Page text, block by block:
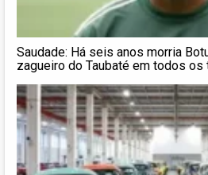
Saudade: Há seis anos morria
zagueiro do Taubaté em todos os